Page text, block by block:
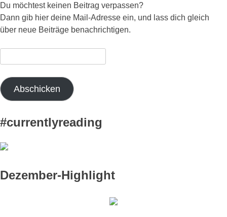
Du möchtest keinen Beitrag verpassen?
Dann gib hier deine Mail-Adresse ein, und lass dich gleich
über neue Beiträge benachrichtigen.
Mail-
Adresse:
Abschicken
#currentlyreading
Dezember-Highlight